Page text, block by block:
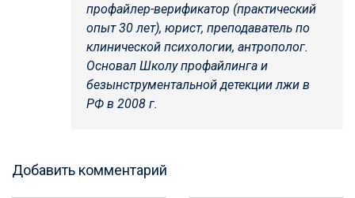
профайлер-верификатор (практический
опыт 30 лет), юрист, преподаватель по
клинической психологии, антрополог.
Основал Школу профайлинга и
безынструментальной детекции лжи в
РФ в 2008 г.
Добавить комментарий